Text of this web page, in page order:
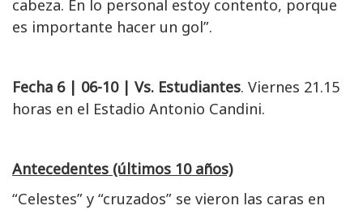
cabeza. En lo personal estoy contento, porque
es importante hacer un gol”.
Fecha 6 | 06-10 | Vs. Estudiantes. Viernes 21.15
horas en el Estadio Antonio Candini.
Antecedentes (últimos 10 años)
“Celestes” y “cruzados” se vieron las caras en